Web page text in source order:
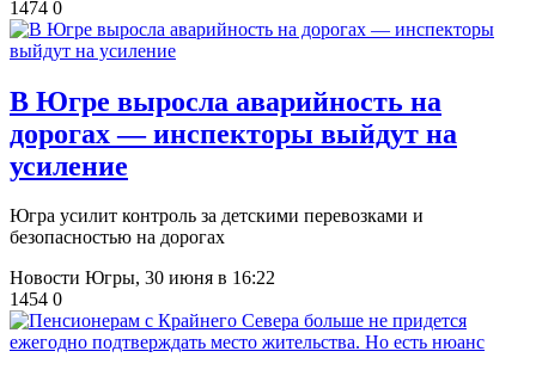
1474 0
В Югре выросла аварийность на
дорогах — инспекторы выйдут на
усиление
Югра усилит контроль за детскими перевозками и
безопасностью на дорогах
Новости Югры, 30 июня в 16:22
1454 0